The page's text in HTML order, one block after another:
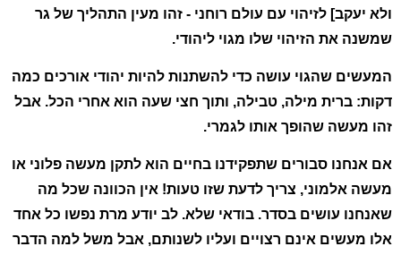
ולא יעקב] לזיהוי עם עולם רוחני - זהו מעין התהליך של גר
שמשנה את הזיהוי שלו מגוי ליהודי.
המעשים שהגוי עושה כדי להשתנות להיות יהודי אורכים כמה
דקות: ברית מילה, טבילה, ותוך חצי שעה הוא אחרי הכל. אבל
זהו מעשה שהופך אותו לגמרי.
אם אנחנו סבורים שתפקידנו בחיים הוא לתקן מעשה פלוני או
מעשה אלמוני, צריך לדעת שזו טעות! אין הכוונה שכל מה
שאנחנו עושים בסדר. בודאי שלא. לב יודע מרת נפשו כל אחד
אלו מעשים אינם רצויים ועליו לשנותם, אבל משל למה הדבר